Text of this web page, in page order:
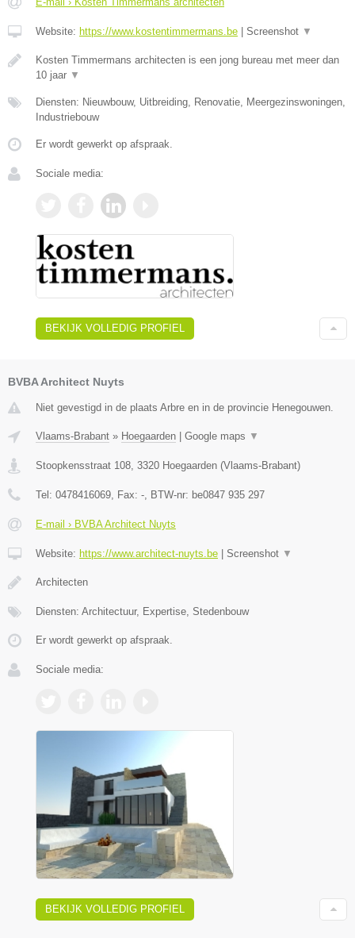
Website: https://www.kostentimmermans.be Screenshot ▼
Kosten Timmermans architecten is een jong bureau met meer dan
10 jaar ▼
Diensten: Nieuwbouw, Uitbreiding, Renovatie, Meergezinswoningen,
Industriebouw
Er wordt gewerkt op afspraak.
Sociale media:
BEKIJK VOLLEDIG PROFIEL
BVBA Architect Nuyts
Niet gevestigd in de plaats Arbre en in de provincie Henegouwen.
Vlaams-Brabant » Hoegaarden Google maps ▼
Stoopkensstraat 108, 3320 Hoegaarden (Vlaams-Brabant)
Tel: 0478416069, Fax: -, BTW-nr: be0847 935 297
E-mail › BVBA Architect Nuyts
Website: https://www.architect-nuyts.be Screenshot ▼
Architecten
Diensten: Architectuur, Expertise, Stedenbouw
Er wordt gewerkt op afspraak.
Sociale media:
BEKIJK VOLLEDIG PROFIEL